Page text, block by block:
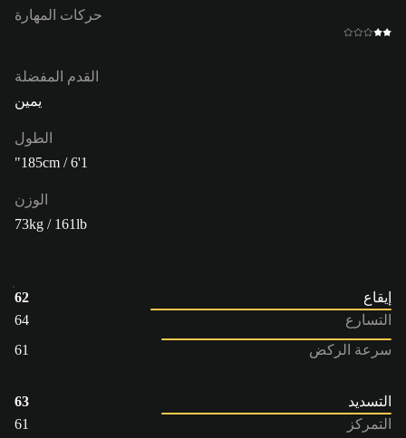
حركات المهارة
القدم المفضلة
يمين
الطول
185cm / 6'1"
الوزن
73kg / 161lb
إيقاع
62
التسارع
64
سرعة الركض
61
التسديد
63
التمركز
61